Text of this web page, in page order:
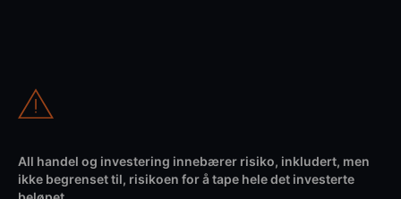
All handel og investering innebærer risiko, inkludert, men
ikke begrenset til, risikoen for å tape hele det investerte